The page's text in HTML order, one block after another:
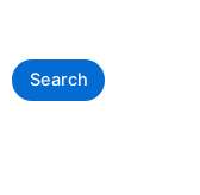
Search